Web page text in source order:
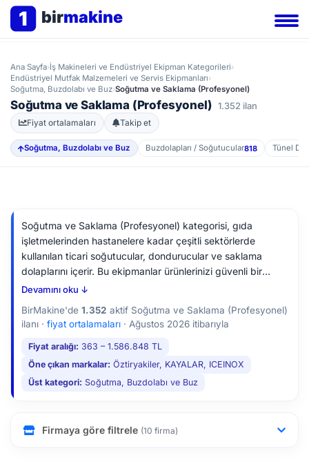
1 birmakine
Ana Sayfa›İş Makineleri ve Endüstriyel Ekipman Kategorileri›
Endüstriyel Mutfak Malzemeleri ve Servis Ekipmanları›
Soğutma, Buzdolabı ve Buz›Soğutma ve Saklama (Profesyonel)
Soğutma ve Saklama (Profesyonel) 1.352 ilan
Fiyat ortalamaları Takip et
Soğutma, Buzdolabı ve Buz Buzdolapları / Soğutucular818 Tünel
Soğutma ve Saklama (Profesyonel) kategorisi, gıda
işletmelerinden hastanelere kadar çeşitli sektörlerde
kullanılan ticari soğutucular, dondurucular ve saklama
dolaplarını içerir. Bu ekipmanlar ürünlerinizi güvenli bir
sıcaklıkta tutarak tazeliğini korur ve israfı azaltır. İkinci el
kontrol ederek işletme maliyetlerinizi düşürebilirsiniz.
Devamını oku ↓
BirMakine'de 1.352 aktif Soğutma ve Saklama (Profesyonel)
ilanı · fiyat ortalamaları · Ağustos 2026 itibarıyla
Fiyat aralığı: 363 – 1.586.848 TL
Öne çıkan markalar: Öztiryakiler, KAYALAR, ICEINOX
Üst kategori: Soğutma, Buzdolabı ve Buz
Firmaya göre filtrele (10 firma)